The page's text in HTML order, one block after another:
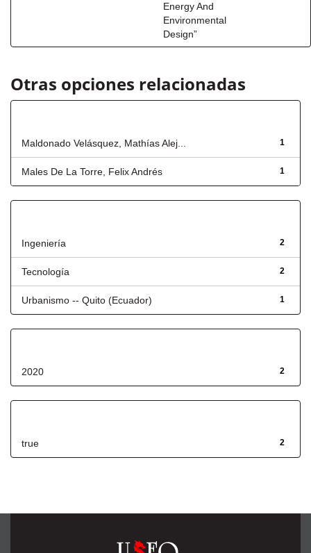
Energy And
Environmental
Design”
Otras opciones relacionadas
1
Maldonado Velásquez, Mathías Alej...
1
Males De La Torre, Felix Andrés
2
Ingeniería
2
Tecnología
1
Urbanismo -- Quito (Ecuador)
2
2020
2
true